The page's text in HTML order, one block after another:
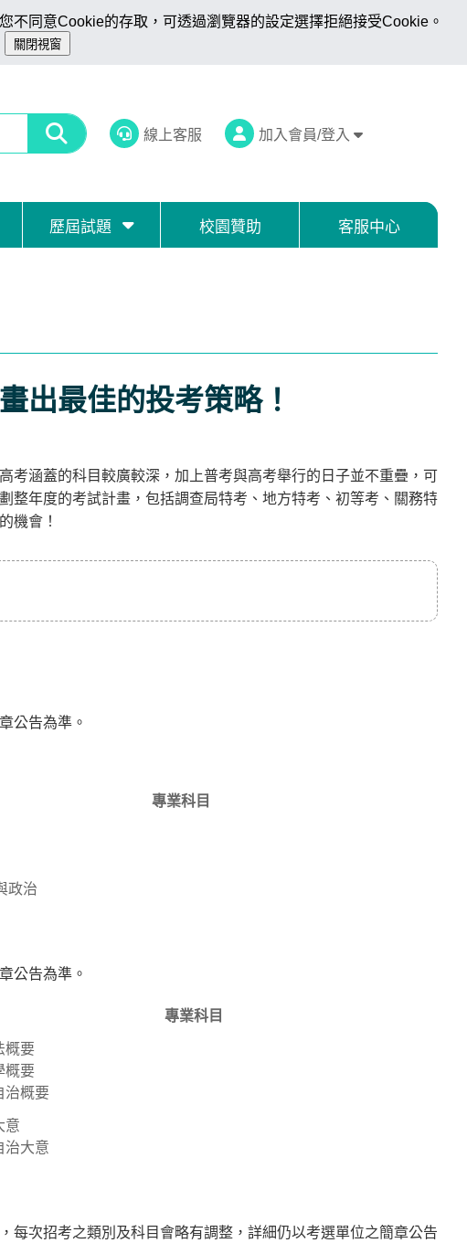
同意Cookie的存取，可透過瀏覽器的設定選擇拒絕接受Cookie。
線上客服 加入會員/登入
歷屆試題 校園贊助 客服中心
出最佳的投考策略！
考涵蓋的科目較廣較深，加上普考與高考舉行的日子並不重疊，可
整年度的考試計畫，包括調查局特考、地方特考、初等考、關務特
機會！
公告為準。
專業科目
政治
公告為準。
專業科目
概要
概要
治概要
意
治大意
每次招考之類別及科目會略有調整，詳細仍以考選單位之簡章公告